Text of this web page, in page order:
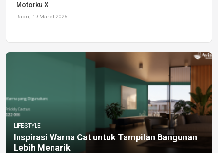
Motorku X
Rabu, 19 Maret 2025
LIFESTYLE
Inspirasi Warna Cat untuk Tampilan Bangunan
Lebih Menarik